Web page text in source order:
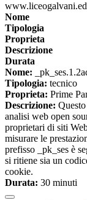
Nome
Tipologia
Proprieta
Descrizione
Durata
Nome:
Tipologia: tecnico
Proprieta: Prime
Descrizione:
analisi web open
proprietari di siti
misurare le
prefisso _pk_ses è
si ritiene sia un
cookie.
Durata: 30 minuti